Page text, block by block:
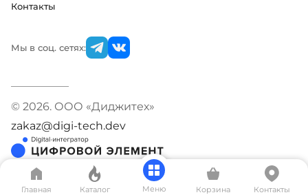
Контакты
Мы в соц. сетях:
© 2026. ООО «Диджитех»
zakaz@digi-tech.dev
Главная Каталог Меню Корзина Контакты